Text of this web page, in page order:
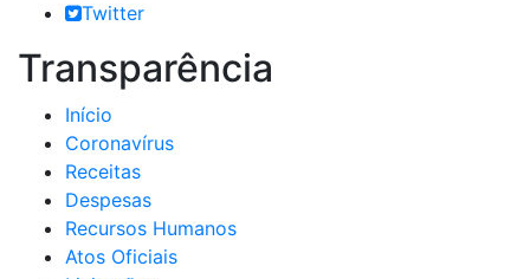
Twitter
Transparência
Início
Coronavírus
Receitas
Despesas
Recursos Humanos
Atos Oficiais